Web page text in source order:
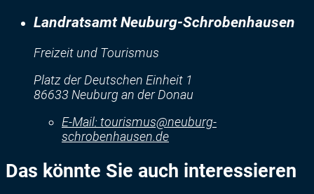
Landratsamt Neuburg-Schrobenhausen
Freizeit und Tourismus
Platz der Deutschen Einheit 1
86633 Neuburg an der Donau
E-Mail: tourismus@neuburg-
schrobenhausen.de
Das könnte Sie auch interessieren